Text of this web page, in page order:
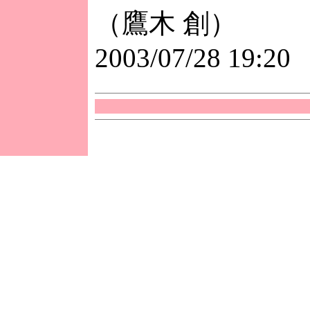
（鷹木 創）
2003/07/28 19:20